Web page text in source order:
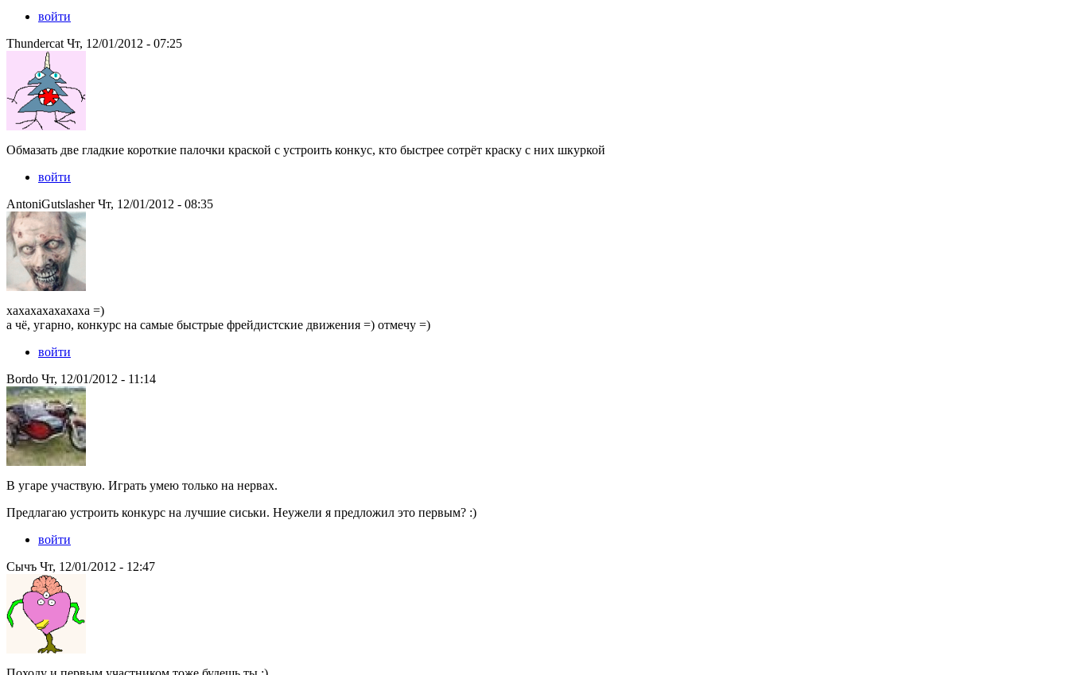
войти
Thundercat Чт, 12/01/2012 - 07:25
Обмазать две гладкие короткие палочки краской с устроить конкус, кто быстрее сотрёт краску с них шкуркой
войти
AntoniGutslasher Чт, 12/01/2012 - 08:35
хахахахахахаха =)
а чё, угарно, конкурс на самые быстрые фрейдистские движения =) отмечу =)
войти
Bordo Чт, 12/01/2012 - 11:14
В угаре участвую. Играть умею только на нервах.
Предлагаю устроить конкурс на лучшие сиськи. Неужели я предложил это первым? :)
войти
Сычъ Чт, 12/01/2012 - 12:47